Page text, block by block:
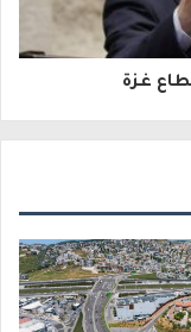
غزة